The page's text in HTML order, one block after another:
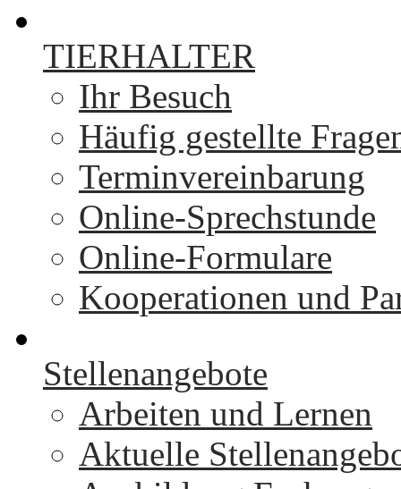
TIERHALTER
Ihr Besuch
Häufig gestellte
Terminvereinbarung
Online-Sprechstunde
Online-Formulare
Kooperationen und
Stellenangebote
Arbeiten und Lernen
Aktuelle